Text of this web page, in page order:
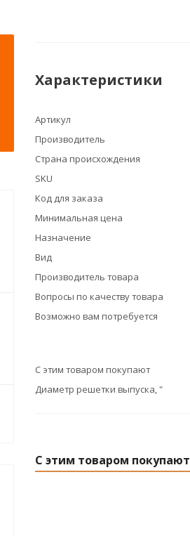
Характеристики
Артикул
Производитель
Страна происхождения
SKU
Код для заказа
Минимальная цена
Назначение
Вид
Производитель товара
Вопросы по качеству товара
Возможно вам потребуется
С этим товаром покупают
Диаметр решетки выпуска, "
С этим товаром покупают